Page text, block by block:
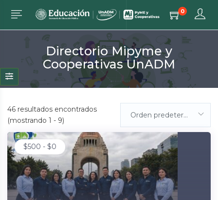
0
Directorio Mipyme y
Cooperativas UnADM
46 resultados encontrados
(mostrando 1 - 9)
Orden predeterminada
$500 - $0